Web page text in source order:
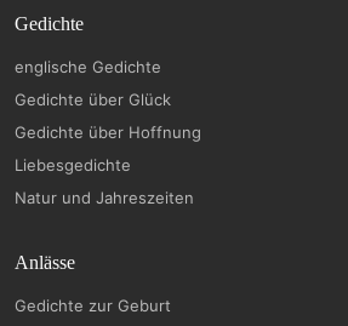
Gedichte
englische Gedichte
Gedichte über Glück
Gedichte über Hoffnung
Liebesgedichte
Natur und Jahreszeiten
Anlässe
Gedichte zur Geburt